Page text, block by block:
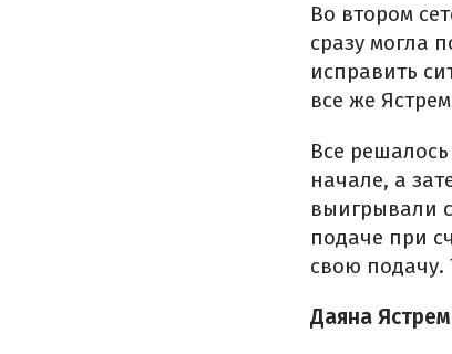
Во втором
сразу могла
исправить
все же
Все
начале, а
выигрывали
подаче при
свою подачу.
Даяна